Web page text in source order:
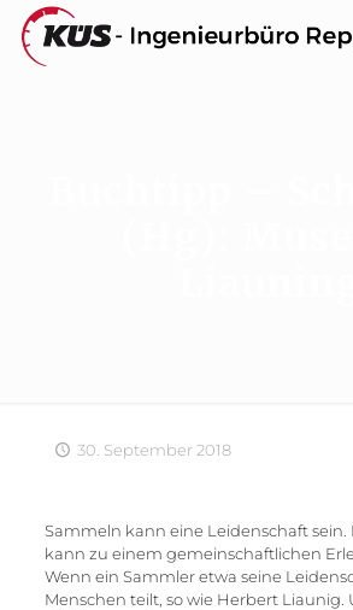
30. September 2018
Sammeln kann eine Leidenschaft sein.
kann zu einem gemeinschaftlichen
Wenn ein Sammler etwa seine
Menschen teilt, so wie Herbert Liaunig.